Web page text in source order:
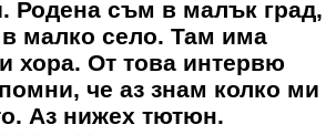
Родена съм в малък град,
малко село. Там има
хора. От това интервю
че аз знам колко ми
Аз нижех тютюн.